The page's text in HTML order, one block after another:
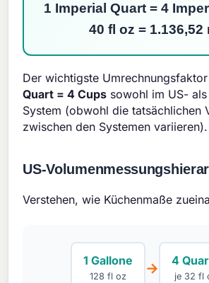
1 Imperial Quart = 4
40 fl oz = 1.136,52
Der wichtigste
Quart = 4 Cups sowohl im US-
System (obwohl die tatsächlichen
zwischen den Systemen variieren).
US-
Verstehen, wie Küchenmaße
1 Gallone
128 fl oz → 4
je 32 fl